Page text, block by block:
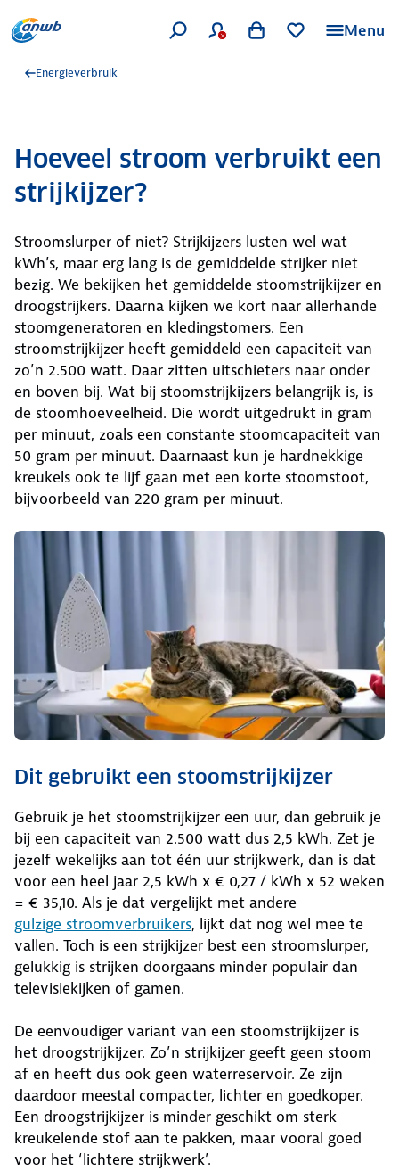
Menu
Energieverbruik
Hoeveel stroom verbruikt een
strijkijzer?
Stroomslurper of niet? Strijkijzers lusten wel wat
kWh’s, maar erg lang is de gemiddelde strijker niet
bezig. We bekijken het gemiddelde stoomstrijkijzer en
droogstrijkers. Daarna kijken we kort naar allerhande
stoomgeneratoren en kledingstomers. Een
stroomstrijkijzer heeft gemiddeld een capaciteit van
zo’n 2.500 watt. Daar zitten uitschieters naar onder
en boven bij. Wat bij stoomstrijkijzers belangrijk is, is
de stoomhoeveelheid. Die wordt uitgedrukt in gram
per minuut, zoals een constante stoomcapaciteit van
50 gram per minuut. Daarnaast kun je hardnekkige
kreukels ook te lijf gaan met een korte stoomstoot,
bijvoorbeeld van 220 gram per minuut.
Dit gebruikt een stoomstrijkijzer
Gebruik je het stoomstrijkijzer een uur, dan gebruik je
bij een capaciteit van 2.500 watt dus 2,5 kWh. Zet je
jezelf wekelijks aan tot één uur strijkwerk, dan is dat
voor een heel jaar 2,5 kWh x € 0,27 / kWh x 52 weken
= € 35,10. Als je dat vergelijkt met andere
gulzige stroomverbruikers, lijkt dat nog wel mee te
vallen. Toch is een strijkijzer best een stroomslurper,
gelukkig is strijken doorgaans minder populair dan
televisiekijken of gamen.
De eenvoudiger variant van een stoomstrijkijzer is
het droogstrijkijzer. Zo’n strijkijzer geeft geen stoom
af en heeft dus ook geen waterreservoir. Ze zijn
daardoor meestal compacter, lichter en goedkoper.
Een droogstrijkijzer is minder geschikt om sterk
kreukelende stof aan te pakken, maar vooral goed
voor het ‘lichtere strijkwerk’.